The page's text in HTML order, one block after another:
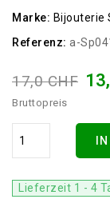
Marke: Bijouterie
Referenz: a-
17,0 CHF
Bruttopreis
Lieferzeit 1 - 4